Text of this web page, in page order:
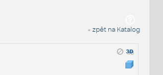
« zpět na Katalog